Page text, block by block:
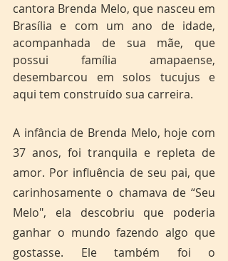
cantora Brenda Melo, que nasceu em
Brasília e com um ano de idade,
acompanhada de sua mãe, que
possui família amapaense,
desembarcou em solos tucujus e
aqui tem construído sua carreira.
A infância de Brenda Melo, hoje com
37 anos, foi tranquila e repleta de
amor. Por influência de seu pai, que
carinhosamente o chamava de “Seu
Melo", ela descobriu que poderia
ganhar o mundo fazendo algo que
gostasse. Ele também foi o